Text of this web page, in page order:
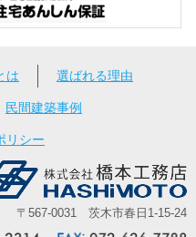
は 選ばれる理由
民間建築事例
リシー
〒567-0031 茨木市春日1-15-24